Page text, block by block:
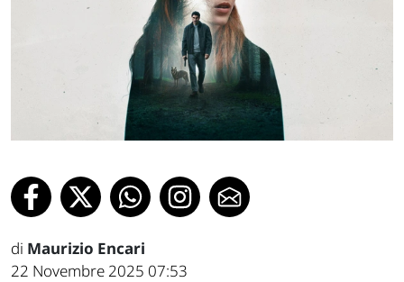
di Maurizio Encari
22 Novembre 2025 07:53